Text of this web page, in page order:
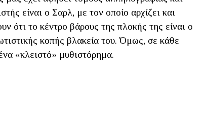
είναι ο Σαρλ, με τον οποίο αρχίζει και
ότι το κέντρο βάρους της πλοκής της είναι ο
κοπής βλακεία του. Όμως, σε κάθε
«κλειστό» μυθιστόρημα.